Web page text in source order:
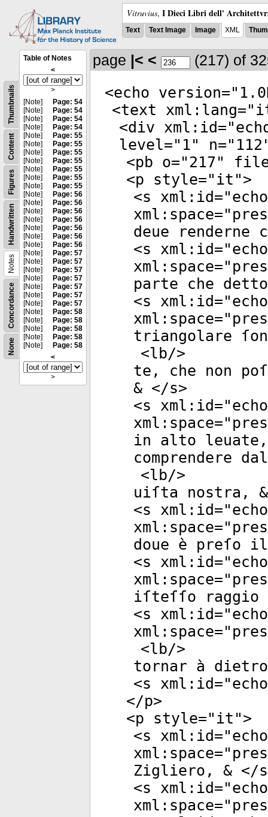
Vitruvius, I Dieci Libri dell'
Text Text Image Image XML
None
Concordance
Notes
Handwritten
Figures
Content
Thumbnails
Table of Notes
<
>
[Note]
Page: 54
[Note]
Page: 54
[Note]
Page: 54
[Note]
Page: 54
[Note]
Page: 55
[Note]
Page: 55
[Note]
Page: 55
[Note]
Page: 55
[Note]
Page: 55
[Note]
Page: 55
[Note]
Page: 55
[Note]
Page: 56
[Note]
Page: 56
[Note]
Page: 56
[Note]
Page: 56
[Note]
Page: 56
[Note]
Page: 56
[Note]
Page: 56
[Note]
Page: 57
[Note]
Page: 57
[Note]
Page: 57
[Note]
Page: 57
[Note]
Page: 57
[Note]
Page: 57
[Note]
Page: 57
[Note]
Page: 58
[Note]
Page: 58
[Note]
Page: 58
[Note]
Page: 58
[Note]
Page: 58
<
>
page |< < (217) of
<echo version="
<text xml:lang="
<div xml:id="
level=" 1" n=" 112
<pb o="217"
<p style=" it ">
<s xml:id="
xml:space="
deue renderne
<s xml:id="
xml:space="
parte che
<s xml:id="
xml:space="
triangolare
<lb/>
te, che non
& </s>
<s xml:id="
xml:space="
in alto leuate,
comprendere
<lb/>
uiſta nostra,
<s xml:id="
xml:space="
doue è preſo
<s xml:id="
xml:space="
iſteſſo
<s xml:id="
xml:space="
<lb/>
tornar à
<s xml:id="
</p>
<p style=" it ">
<s xml:id="
xml:space="
Zigliero, & </s
<s xml:id="
xml:space="